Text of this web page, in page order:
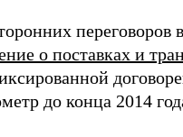
о поставках и
до конца 2014